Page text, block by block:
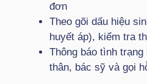
đơn
Theo gõi dấu hiệu
huyết áp), kiểm tra
Thông báo tình
thân, bác sỹ và gọi